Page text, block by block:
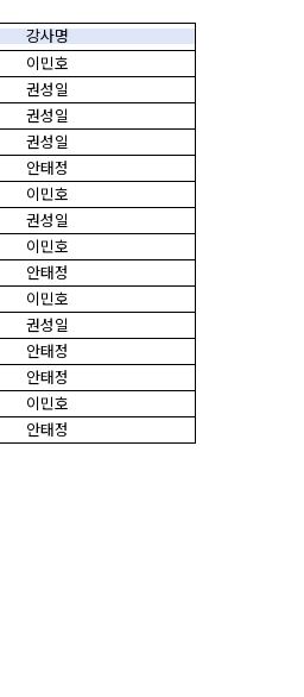
강사명
이민호
권성일
권성일
권성일
안태정
이민호
권성일
이민호
안태정
이민호
권성일
안태정
안태정
이민호
안태정